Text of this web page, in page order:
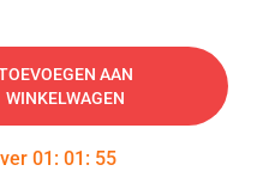
AAN
WINKELWAGEN
01 : 01 : 54